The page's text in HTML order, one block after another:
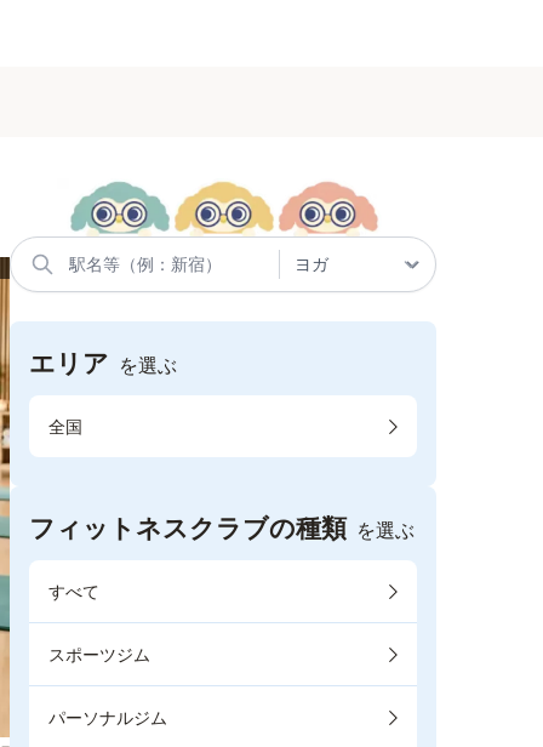
エリア を選ぶ
全国
フィットネスクラブの種類 を選ぶ
すべて
スポーツジム
パーソナルジム